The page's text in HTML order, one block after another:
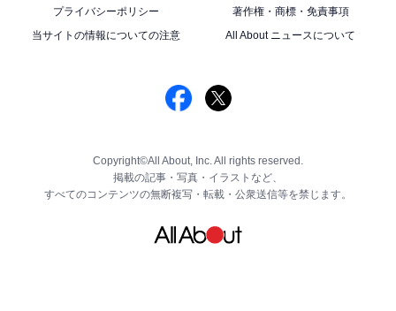
プライバシーポリシー
著作権・商標・免責事項
当サイトの情報についての注意
All About ニュースについて
Copyright©All About, Inc. All rights reserved.
掲載の記事・写真・イラストなど、
すべてのコンテンツの無断複写・転載・公衆送信等を禁じます。